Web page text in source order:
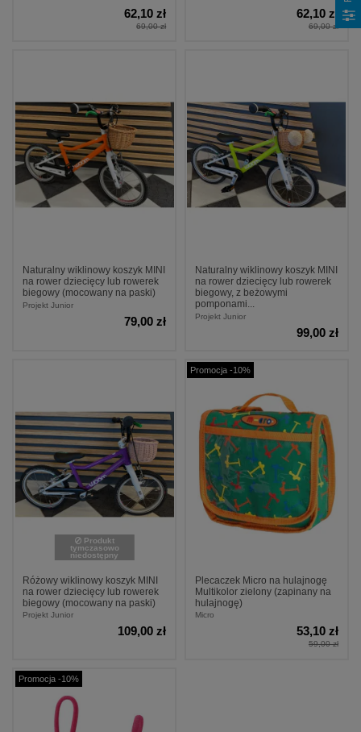
62,10 zł
69,00 zł
62,10 zł
69,00 zł
Naturalny wiklinowy koszyk MINI
na rower dziecięcy lub rowerek
biegowy (mocowany na paski)
Projekt Junior
79,00 zł
Naturalny wiklinowy koszyk MINI
na rower dziecięcy lub rowerek
biegowy, z beżowymi
pomponami...
Projekt Junior
99,00 zł
Produkt
tymczasowo
niedostępny
Różowy wiklinowy koszyk MINI
na rower dziecięcy lub rowerek
biegowy (mocowany na paski)
Projekt Junior
109,00 zł
Promocja -10%
Plecaczek Micro na hulajnogę
Multikolor zielony (zapinany na
hulajnogę)
Micro
53,10 zł
59,00 zł
Promocja -10%